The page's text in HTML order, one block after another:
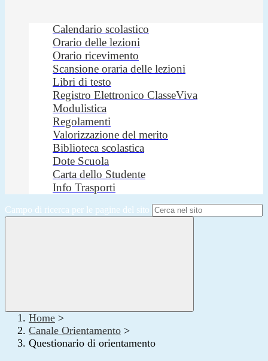
Calendario scolastico
Orario delle lezioni
Orario ricevimento
Scansione oraria delle lezioni
Libri di testo
Registro Elettronico ClasseViva
Modulistica
Regolamenti
Valorizzazione del merito
Biblioteca scolastica
Dote Scuola
Carta dello Studente
Info Trasporti
Campo di ricerca per le pagine del sito
Home >
Canale Orientamento >
Questionario di orientamento